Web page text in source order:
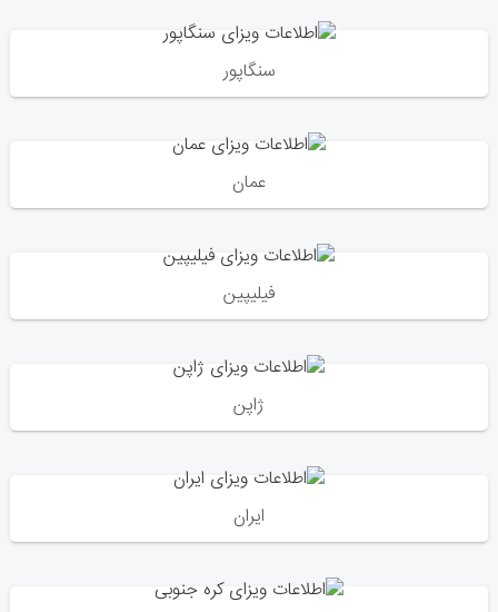
سنگاپور
عمان
فیلیپین
ژاپن
ایران